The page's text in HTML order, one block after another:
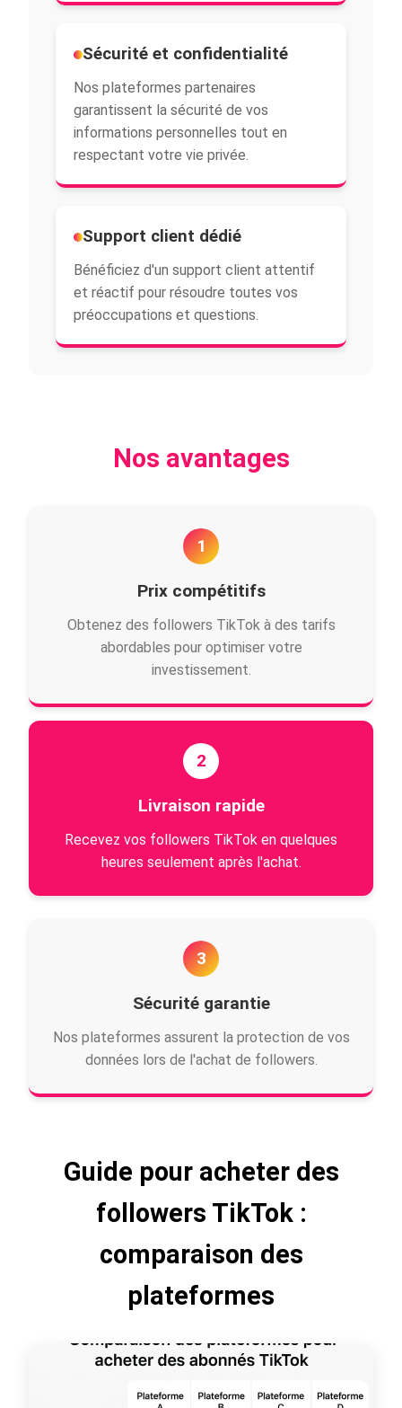
Sécurité et confidentialité
Nos plateformes partenaires
garantissent la sécurité de vos
informations personnelles tout en
respectant votre vie privée.
Support client dédié
Bénéficiez d'un support client attentif
et réactif pour résoudre toutes vos
préoccupations et questions.
Nos avantages
1
Prix compétitifs
Obtenez des followers TikTok à des tarifs
abordables pour optimiser votre
investissement.
2
Livraison rapide
Recevez vos followers TikTok en quelques
heures seulement après l'achat.
3
Sécurité garantie
Nos plateformes assurent la protection de vos
données lors de l'achat de followers.
Guide pour acheter des
followers TikTok :
comparaison des
plateformes